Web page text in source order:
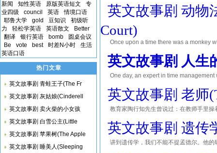
英文故事剧 动物
Court)
Once upon a time there was a monkey
with his fiddle, he could make anyone
complain
英文故事剧 人生
One day, an expert in time
As he
英文故事剧 老师
教育家陶行知先生曾说过：在教师手里
孩子们的心理、未来和
英文故事剧 遗传
讲到遗传学，我们不能不提孟德尔。他
新闻
知性英语 原版英语短文
专
业四级
council 英语
情境口语
耶鲁大学
gold 豆知识
初级听
力
轻松学英语 英语散文
Better
翻译
银行英语 bomb
圆桌会议
Be
vote best 时差N小时
生活
英语口语
热门文章
英文故事剧 青蛙王子(The Fr
英文故事剧 灰姑娘(Cinderell
英文故事剧 卖火柴的小女孩
英文故事剧 白雪公主(Little
英文故事剧 苹果树(The Apple
英文故事剧 睡美人(Sleeping